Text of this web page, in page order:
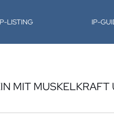
LISTING IP-
MIT MUSKELKRAFT